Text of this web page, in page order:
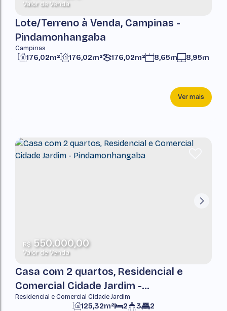
Valor de Venda
Lote/Terreno à Venda, Campinas -
Pindamonhangaba
Campinas
176,02m² 176,02m² 176,02m² 8,65m 8,95m
Ver mais
R$550.000,00
Valor de Venda
Casa com 2 quartos, Residencial e
Comercial Cidade Jardim -
Pindamonhangaba
Residencial e Comercial Cidade Jardim
2 3
125,32m² 2